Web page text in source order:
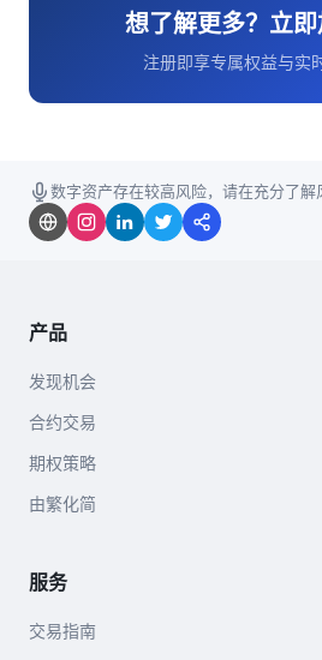
想了解更多？立即
注册即享专属权益与实
数字资产存在较高风险，请在充分了解
产品
发现机会
合约交易
期权策略
由繁化简
服务
交易指南